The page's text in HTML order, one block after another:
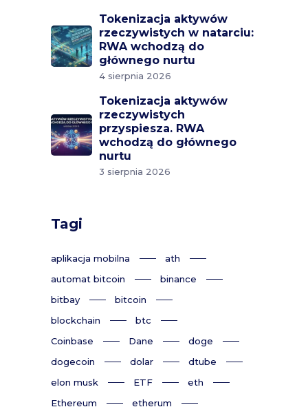
Tokenizacja aktywów
rzeczywistych w natarciu:
RWA wchodzą do
głównego nurtu
4 sierpnia 2026
Tokenizacja aktywów
rzeczywistych
przyspiesza. RWA
wchodzą do głównego
nurtu
3 sierpnia 2026
Tagi
aplikacja mobilna
ath
automat bitcoin
binance
bitbay
bitcoin
blockchain
btc
Coinbase
Dane
doge
dogecoin
dolar
dtube
elon musk
ETF
eth
Ethereum
etherum